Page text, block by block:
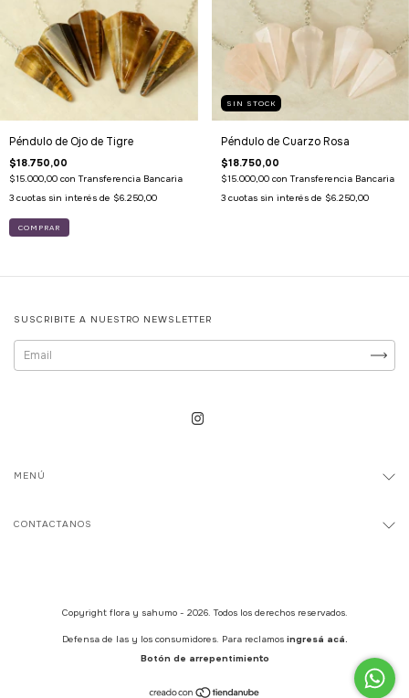
Péndulo de Ojo de Tigre
$18.750,00
$15.000,00 con Transferencia Bancaria
3 cuotas sin interés de $6.250,00
SIN STOCK
Péndulo de Cuarzo Rosa
$18.750,00
$15.000,00 con Transferencia Bancaria
3 cuotas sin interés de $6.250,00
SUSCRIBITE A NUESTRO NEWSLETTER
MENÚ
CONTACTANOS
Copyright flora y sahumo - 2026. Todos los derechos reservados.
Defensa de las y los consumidores. Para reclamos ingresá acá.
Botón de arrepentimiento